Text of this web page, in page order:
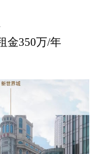
金350万/年